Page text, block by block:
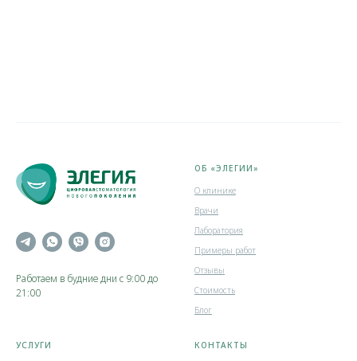
Работаем в будние дни с 9:00 до
21:00
ОБ «ЭЛЕГИИ»
О клинике
Врачи
Лаборатория
Примеры работ
Отзывы
Стоимость
Блог
УСЛУГИ
КОНТАКТЫ